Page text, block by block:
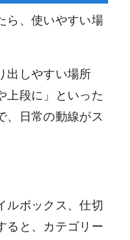
ら、使いやすい場
出しやすい場所
上段に」といった
、日常の動線がス
ルボックス、仕切
ると、カテゴリー